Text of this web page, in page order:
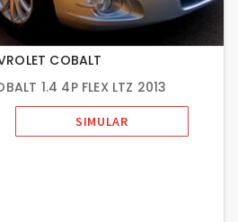
COBALT
1.4 4P FLEX LTZ 2013
SIMULAR